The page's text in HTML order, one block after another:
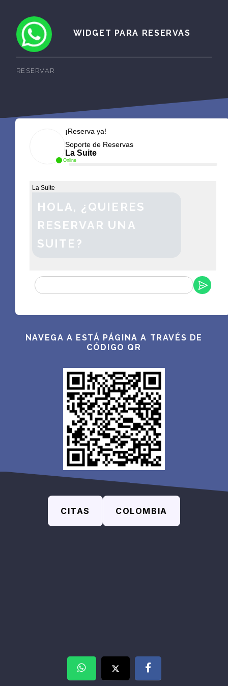
WIDGET PARA RESERVAS
RESERVAR
Online
¡Reserva ya!
Soporte de Reservas
La Suite
La Suite
HOLA, ¿QUIERES
RESERVAR UNA
SUITE?
NAVEGA A ESTÁ PÁGINA A TRAVÉS DE
CÓDIGO QR
CITAS COLOMBIA